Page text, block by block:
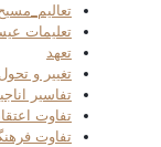
تعلیمات
تعهد
تغییر و
تفاسیر
تفاوت
تفاوت